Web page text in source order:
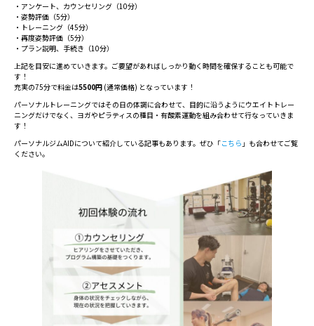
・アンケート、カウンセリング（10分）
・姿勢評価（5分）
・トレーニング（45分）
・再度姿勢評価（5分）
・プラン説明、手続き（10分）
上記を目安に進めていきます。ご要望があればしっかり動く時間を確保することも可能で
す！
充実の75分で料金は5500円 (通常価格) となっています！
パーソナルトレーニングではその日の体調に合わせて、目的に沿うようにウエイトトレー
ニングだけでなく、ヨガやピラティスの種目・有酸素運動を組み合わせて行なっていきま
す！
パーソナルジムAIDについて紹介している記事もあります。ぜひ「こちら 」も合わせてご覧
ください。